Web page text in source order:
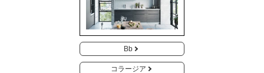
Bb
コラージア